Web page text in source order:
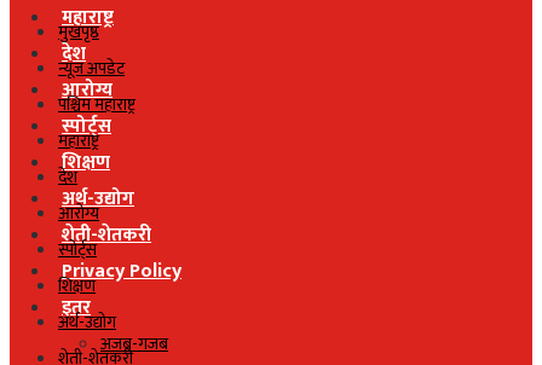
महाराष्ट्र
देश
आरोग्य
स्पोर्ट्स
शिक्षण
अर्थ-उद्योग
शेती-शेतकरी
Privacy Policy
इतर
अजब-गजब
मुखपृष्ठ
न्यूज अपडेट
पश्चिम महाराष्ट्र
महाराष्ट्र
देश
आरोग्य
स्पोर्ट्स
शिक्षण
अर्थ-उद्योग
शेती-शेतकरी